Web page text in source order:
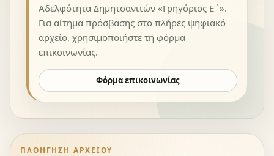
Αδελφότητα Δημητσανιτών «Γρηγόριος Ε΄».
Για αίτημα πρόσβασης στο πλήρες ψηφιακό
αρχείο, χρησιμοποιήστε τη φόρμα
επικοινωνίας.
Φόρμα επικοινωνίας
ΠΛΟΉΓΗΣΗ ΑΡΧΕΊΟΥ